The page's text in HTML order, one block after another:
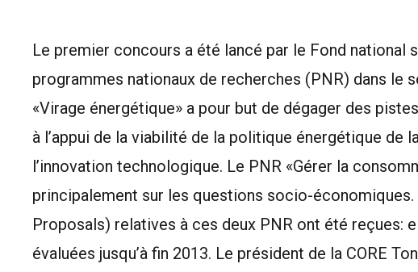
Le premier concours a été lancé par le Fond national
programmes nationaux de recherches (PNR) dans le
«Virage énergétique» a pour but de dégager des
à l’appui de la viabilité de la politique énergétique de
l’innovation technologique. Le PNR «Gérer la
principalement sur les questions socio-
Proposals) relatives à ces deux PNR ont été reçues:
évaluées jusqu’à fin 2013. Le président de la CORE